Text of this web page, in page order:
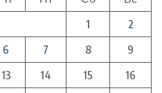
1
2
6 7 8
9
13 14 15
16